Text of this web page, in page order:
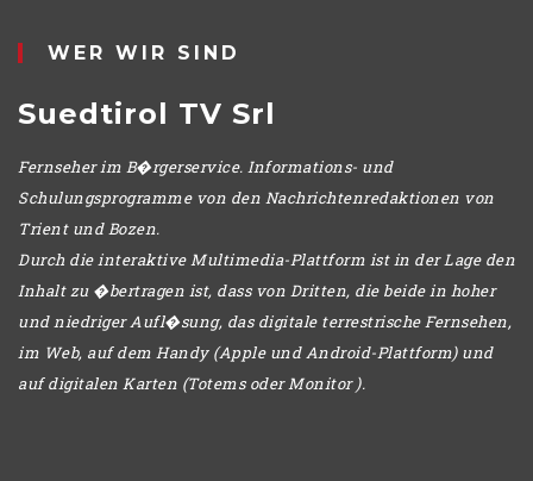
WER WIR SIND
Suedtirol TV Srl
Fernseher im B�rgerservice. Informations- und
Schulungsprogramme von den Nachrichtenredaktionen von
Trient und Bozen.
Durch die interaktive Multimedia-Plattform ist in der Lage den
Inhalt zu �bertragen ist, dass von Dritten, die beide in hoher
und niedriger Aufl�sung, das digitale terrestrische Fernsehen,
im Web, auf dem Handy (Apple und Android-Plattform) und
auf digitalen Karten (Totems oder Monitor ).